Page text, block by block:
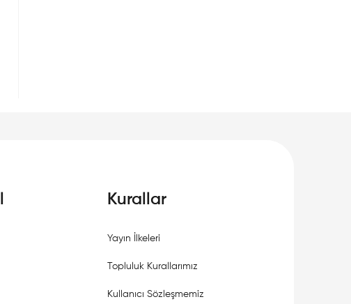
Kurallar
Yayın İlkeleri
Topluluk Kurallarımız
Kullanıcı Sözleşmemiz